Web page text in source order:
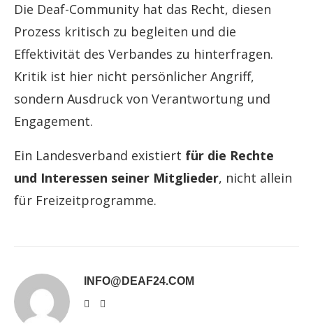
Die Deaf-Community hat das Recht, diesen
Prozess kritisch zu begleiten und die
Effektivität des Verbandes zu hinterfragen.
Kritik ist hier nicht persönlicher Angriff,
sondern Ausdruck von Verantwortung und
Engagement.
Ein Landesverband existiert für die Rechte
und Interessen seiner Mitglieder, nicht allein
für Freizeitprogramme.
INFO@DEAF24.COM